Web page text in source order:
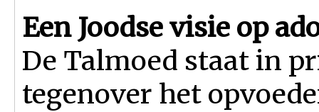
Een Joodse visie op
De Talmoed staat in
tegenover het